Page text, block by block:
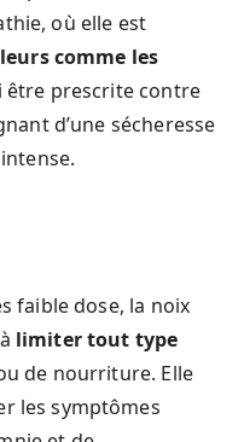
où elle est
comme les
être prescrite contre
d’une sécheresse
faible dose, la noix
limiter tout type
de nourriture. Elle
les symptômes